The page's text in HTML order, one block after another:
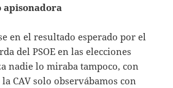
apisonadora
en el resultado esperado por el
del PSOE en las elecciones
nadie lo miraba tampoco, con
CAV solo observábamos con